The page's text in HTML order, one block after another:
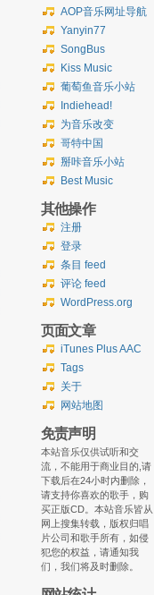
AOP音乐网址导航
Yanyin77
SongBus
Kiss Music
葡萄鱼音乐小站
Indiehead!
为音乐改变
哥特中国
掰咔音乐小站
Best Music
其他操作
注册
登录
条目 feed
评论 feed
WordPress.org
页面文章
iTunes Plus AAC
Tags
关于
网站地图
免责声明
本站音乐仅供试听和交
流，不能用于商业目的,请
下载后在24小时内删除，
请支持你喜欢的歌手，购
买正版CD。本站音乐皆从
网上搜集转载，版权归唱
片公司和歌手所有，如侵
犯您的权益，请通知我
们，我们将及时删除。